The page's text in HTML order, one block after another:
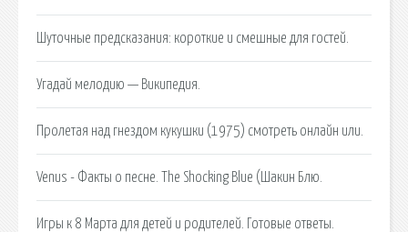
Шуточные предсказания: короткие и смешные для гостей.
Угадай мелодию — Википедия.
Пролетая над гнездом кукушки (1975) смотреть онлайн или.
Venus - Факты о песне. The Shocking Blue (Шакин Блю.
Игры к 8 Марта для детей и родителей. Готовые ответы.